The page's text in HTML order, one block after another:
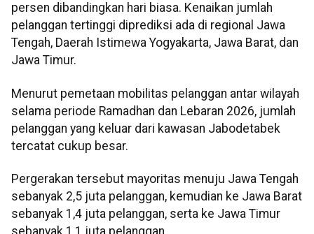
persen dibandingkan hari biasa. Kenaikan jumlah
pelanggan tertinggi diprediksi ada di regional Jawa
Tengah, Daerah Istimewa Yogyakarta, Jawa Barat, dan
Jawa Timur.
Menurut pemetaan mobilitas pelanggan antar wilayah
selama periode Ramadhan dan Lebaran 2026, jumlah
pelanggan yang keluar dari kawasan Jabodetabek
tercatat cukup besar.
Pergerakan tersebut mayoritas menuju Jawa Tengah
sebanyak 2,5 juta pelanggan, kemudian ke Jawa Barat
sebanyak 1,4 juta pelanggan, serta ke Jawa Timur